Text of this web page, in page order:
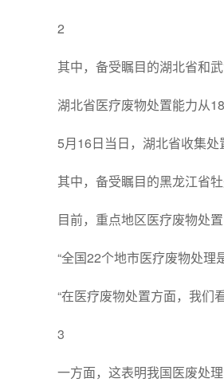
2
其中，备受瞩目的湖北省和
湖北省医疗废物处置能力从
5月16日当日，湖北省收集处
其中，备受瞩目的黑龙江省
目前，重点地区医疗废物处
“全国22个地市医疗废物处理
“在医疗废物处置方面，我们
3
一方面，这表明我国医废处